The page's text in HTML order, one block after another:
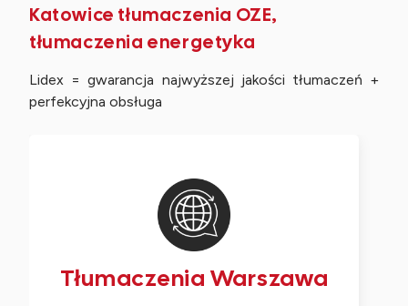
Katowice tłumaczenia OZE,
tłumaczenia energetyka
Lidex = gwarancja najwyższej jakości tłumaczeń +
perfekcyjna obsługa
Tłumaczenia Warszawa